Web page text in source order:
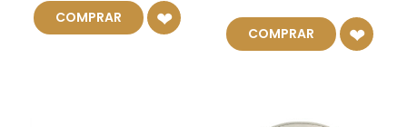
COMPRAR
COMPRAR